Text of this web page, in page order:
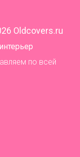
Oldcovers.ru
по всей